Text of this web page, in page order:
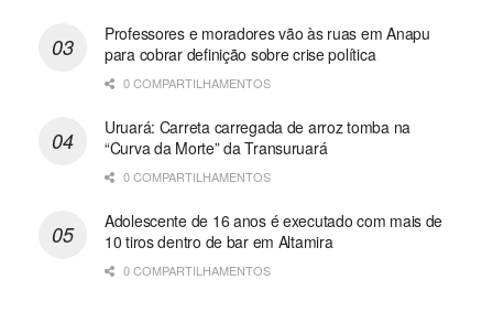
Professores e moradores vão às ruas em Anapu
para cobrar definição sobre crise política
0 COMPARTILHAMENTOS
Uruará: Carreta carregada de arroz tomba na
“Curva da Morte” da Transuruará
0 COMPARTILHAMENTOS
Adolescente de 16 anos é executado com mais de
10 tiros dentro de bar em Altamira
0 COMPARTILHAMENTOS